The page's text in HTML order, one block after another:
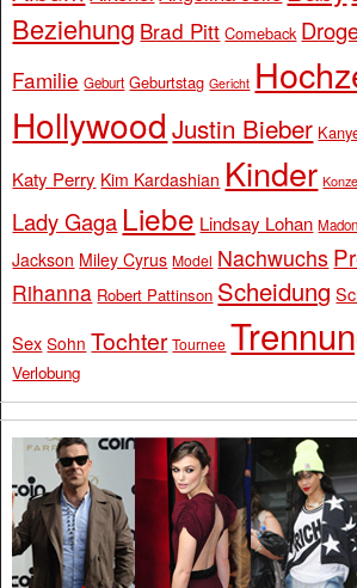
Beziehung Brad Pitt Comeback
Familie Geburt Geburtstag Gericht
Hollywood Justin Bieber
Katy Perry Kim Kardashian Kinder
Lady Gaga Liebe Lindsay Lohan
Jackson Miley Cyrus Model Nachwuchs
Rihanna Robert Pattinson Scheidung
Sex Sohn Tochter Tournee
Verlobung